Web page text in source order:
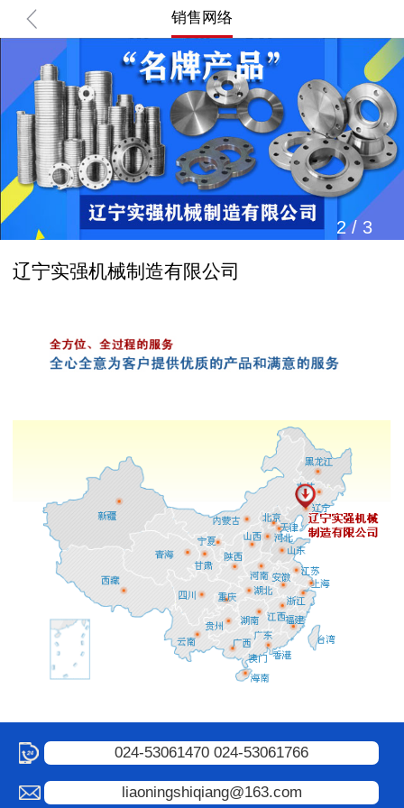
销售网络
2/ 3
辽宁实强机械制造有限公司
024-53061470 024-53061766
liaoningshiqiang@163.com